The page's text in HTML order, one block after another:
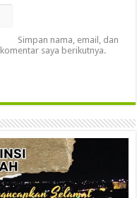
Simpan nama, email, dan
saya berikutnya.